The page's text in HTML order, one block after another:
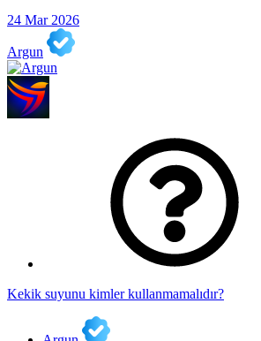
24 Mar 2026
Argun
Kekik suyunu kimler kullanmamalıdır?